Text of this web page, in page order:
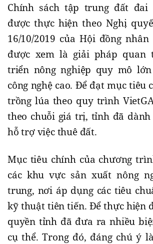
Chính sách tập trung đất đai
được thực hiện theo Nghị
16/10/2019 của Hội đồng
được xem là giải pháp quan
triển nông nghiệp quy mô
công nghệ cao. Để đạt mục tiêu
trồng lúa theo quy trình
theo chuỗi giá trị, tỉnh đã
hỗ trợ việc thuê đất.
Mục tiêu chính của chương
các khu vực sản xuất nông
trung, nơi áp dụng các tiêu
kỹ thuật tiên tiến. Để thực hiện
quyền tỉnh đã đưa ra nhiều
cụ thể. Trong đó, đáng chú ý